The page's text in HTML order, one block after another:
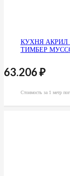
КУХНЯ АКРИЛ
ТИМБЕР
63.206₽
Стоимость за 1 метр